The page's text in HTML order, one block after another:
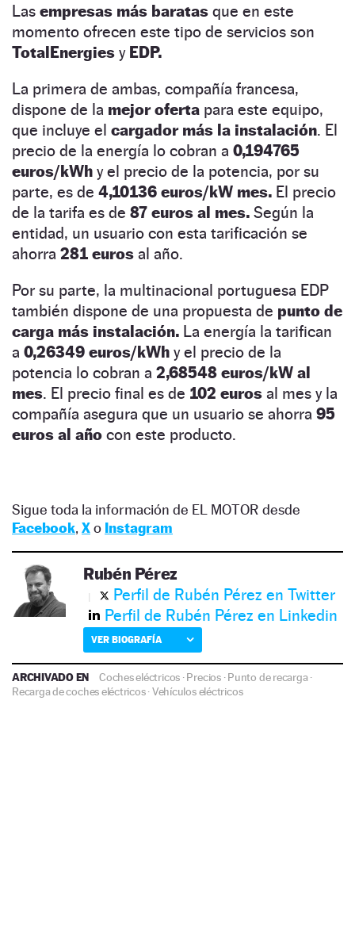
Las empresas más baratas que en este
momento ofrecen este tipo de servicios son
TotalEnergies y EDP.
La primera de ambas, compañía francesa,
dispone de la mejor oferta para este equipo,
que incluye el cargador más la instalación. El
precio de la energía lo cobran a 0,194765
euros/kWh y el precio de la potencia, por su
parte, es de 4,10136 euros/kW mes. El precio
de la tarifa es de 87 euros al mes. Según la
entidad, un usuario con esta tarificación se
ahorra 281 euros al año.
Por su parte, la multinacional portuguesa EDP
también dispone de una propuesta de punto de
carga más instalación. La energía la tarifican
a 0,26349 euros/kWh y el precio de la
potencia lo cobran a 2,68548 euros/kW al
mes. El precio final es de 102 euros al mes y la
compañía asegura que un usuario se ahorra 95
euros al año con este producto.
Sigue toda la información de EL MOTOR desde
Facebook, Xo Instagram
Rubén Pérez
Perfil de Rubén Pérez en Twitter
Perfil de Rubén Pérez en Linkedin
VER BIOGRAFÍA
ARCHIVADO EN Coches eléctricos ·Precios·Punto de recarga·
Recarga de coches eléctricos·Vehículos eléctricos